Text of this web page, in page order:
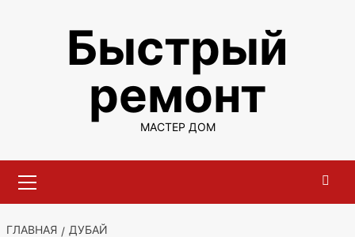
содержимомуБыстрый
ремонт
МАСТЕР ДОМ
меню
ГЛАВНАЯ ДУБАЙ